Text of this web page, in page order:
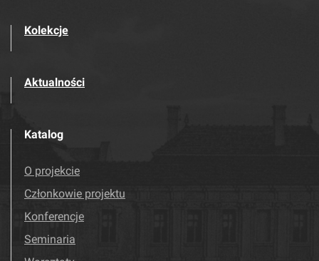
Kolekcje
Aktualności
Katalog
O projekcie
Członkowie projektu
Konferencje
Seminaria